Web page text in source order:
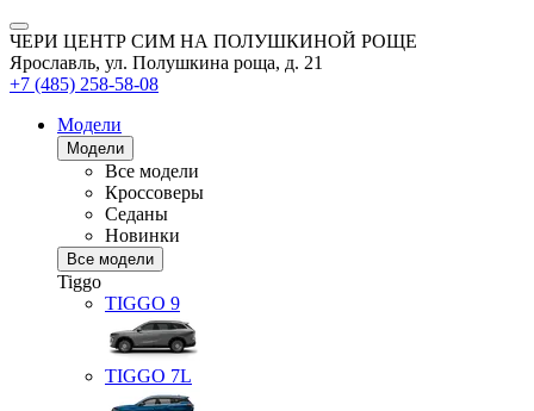
ЧЕРИ ЦЕНТР СИМ НА ПОЛУШКИНОЙ РОЩЕ
Ярославль, ул. Полушкина роща, д. 21
+7 (485) 258-58-08
Модели
Модели
Все модели
Кроссоверы
Седаны
Новинки
Все модели
Tiggo
TIGGO 9
TIGGO 7L